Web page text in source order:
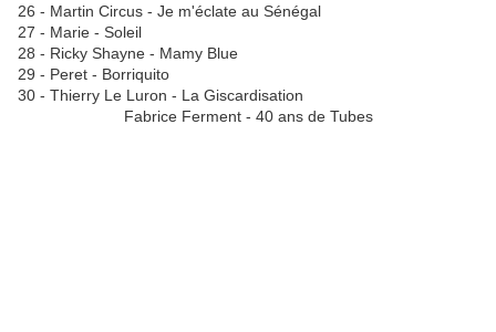
26 - Martin Circus - Je m'éclate au Sénégal
27 - Marie - Soleil
28 - Ricky Shayne - Mamy Blue
29 - Peret - Borriquito
30 - Thierry Le Luron - La Giscardisation
Fabrice Ferment - 40 ans de Tubes